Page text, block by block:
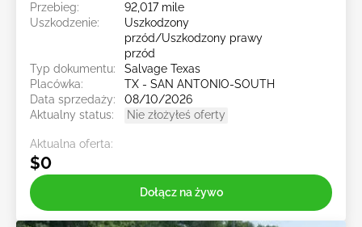
Przebieg:
92,017 mile
Uszkodzenie:
Uszkodzony
przód/Uszkodzony prawy
przód
Typ dokumentu:
Salvage Texas
Placówka:
TX - SAN ANTONIO-SOUTH
Data sprzedaży:
08/10/2026
Aktualny status:
Nie złożyłeś oferty
Aktualna oferta:
$0
Dołącz na żywo